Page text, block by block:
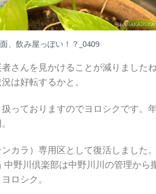
、飲み屋っぽい！？_0409
さんを見かけることが減りました
は好転するかと。
っておりますのでヨロシクです。
カラ）専用区として復活しました
野川倶楽部は中野川川の管理から
ロシク。